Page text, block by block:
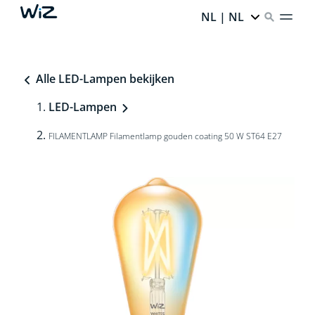
NL | NL
Alle LED-Lampen bekijken
LED-Lampen
FILAMENTLAMP Filamentlamp gouden coating 50 W ST64 E27